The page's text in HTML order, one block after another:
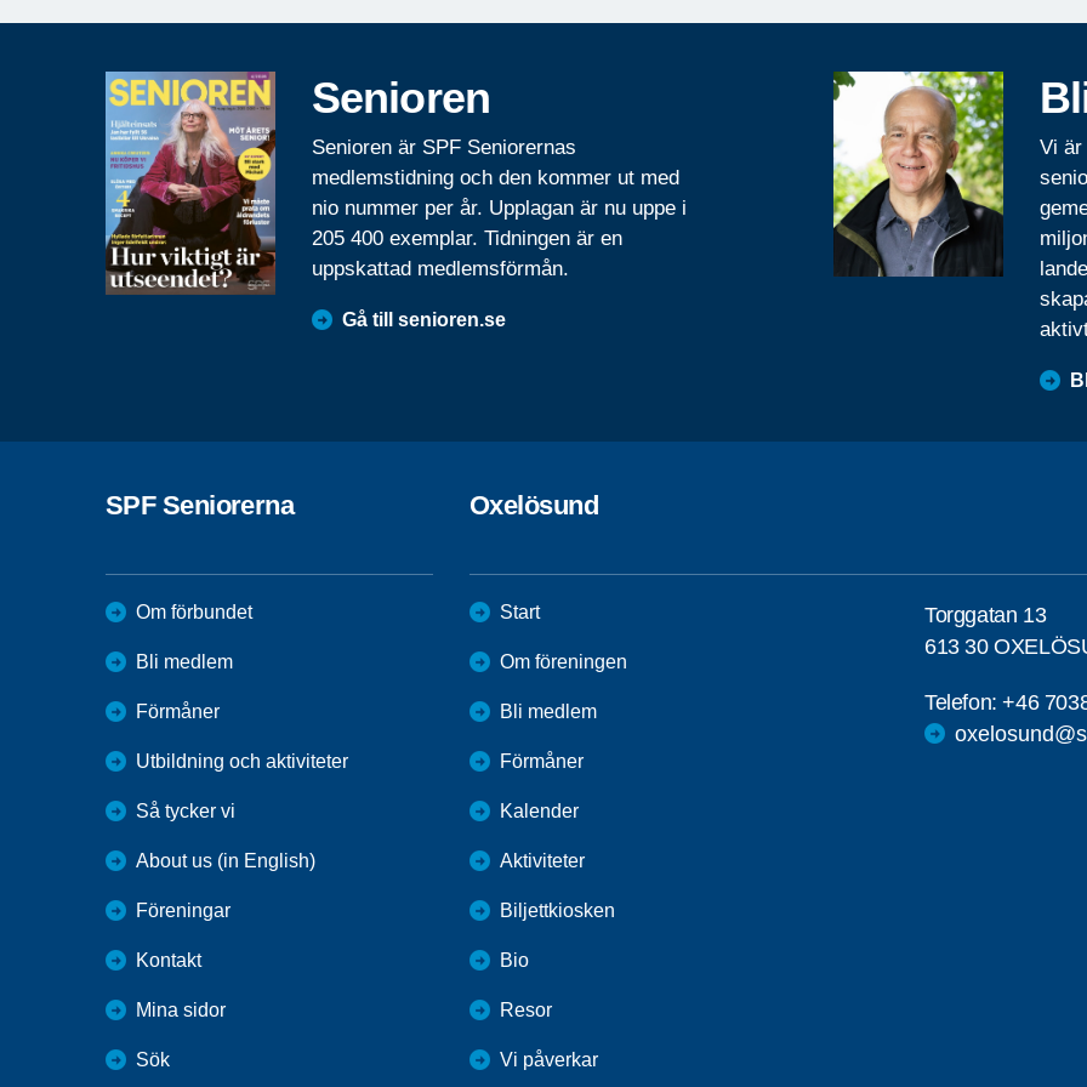
Senioren
Senioren är SPF Seniorernas
medlemstidning och den kommer ut med
nio nummer per år. Upplagan är nu uppe i
205 400 exemplar. Tidningen är en
uppskattad medlemsförmån.
Gå till senioren.se
Vi är
SPF Seniorerna
Om förbundet
Bli medlem
Förmåner
Utbildning och aktiviteter
Så tycker vi
About us (in English)
Föreningar
Kontakt
Mina sidor
Sök
Oxelösund
Start
Om föreningen
Bli medlem
Förmåner
Kalender
Aktiviteter
Biljettkiosken
Bio
Resor
Vi påverkar
Torggatan 13
613 30
Telefon:+46